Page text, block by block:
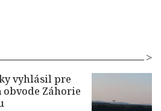
vyhlásil pre
obvode Záhorie